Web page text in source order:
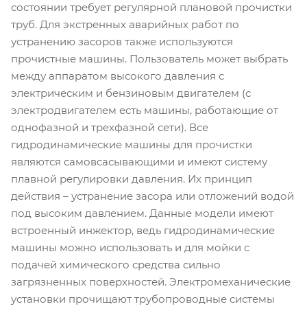
состоянии требует регулярной плановой прочистки
труб. Для экстренных аварийных работ по
устранению засоров также используются
прочистные машины. Пользователь может выбрать
между аппаратом высокого давления с
электрическим и бензиновым двигателем (с
электродвигателем есть машины, работающие от
однофазной и трехфазной сети). Все
гидродинамические машины для прочистки
являются самовсасывающими и имеют систему
плавной регулировки давления. Их принцип
действия – устранение засора или отложений водой
под высоким давлением. Данные модели имеют
встроенный инжектор, ведь гидродинамические
машины можно использовать и для мойки с
подачей химического средства сильно
загрязненных поверхностей. Электромеханические
установки прочищают трубопроводные системы